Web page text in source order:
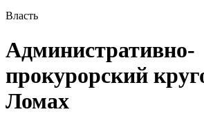
Власть
Административно-
прокурорский
Ломах